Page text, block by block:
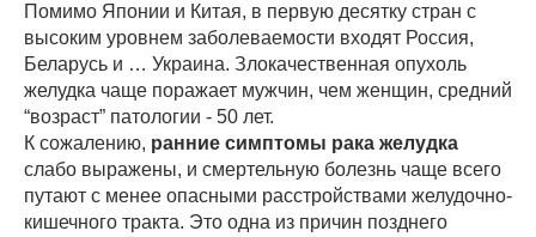
Помимо Японии и Китая, в первую десятку стран с
высоким уровнем заболеваемости входят Россия,
Беларусь и … Украина. Злокачественная опухоль
желудка чаще поражает мужчин, чем женщин, средний
“возраст” патологии - 50 лет.
К сожалению, ранние симптомы рака желудка
слабо выражены, и смертельную болезнь чаще всего
путают с менее опасными расстройствами желудочно-
кишечного тракта. Это одна из причин позднего